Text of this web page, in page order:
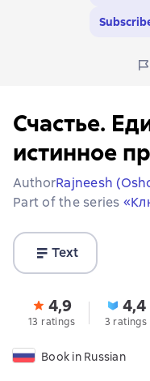
Счастье.
истинное
AuthorRajneesh
Part of the series
Text
4,9
13 ratings
4,4
3 ratings
Book in Russian